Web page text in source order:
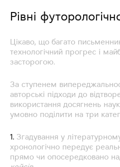
Рівні
Цікаво, що багато
технологічний прогрес і
засторогою.
За ступенем
авторські підходи до
використання досягнень
умовно поділити на три
1. Згадування у
хронологічно передує
прямо чи опосередковано